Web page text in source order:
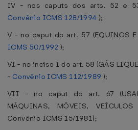
IV - nos caputs dos arts. 52 e
Convênio ICMS 128/1994 );
V - no caput do art. 57 (EQUINOS E
ICMS 50/1992 );
VI - no inciso I do art. 58 (GÁS
- Convênio ICMS 112/1989 );
VII - no caput do art. 67
MÁQUINAS, MÓVEIS,
Convênio ICMS 15/1981);